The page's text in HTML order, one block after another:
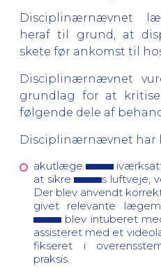
Disciplinærnævnet
heraf til grund, at
skete før ankomst til
Disciplinærnævnet
grundlag for at
følgende dele af
Disciplinærnævnet har
akutlæge
at sikre
s luftveje,
Der blev anvendt
givet relevante
blev intuberet
assisteret med et
fikseret i
praksis.